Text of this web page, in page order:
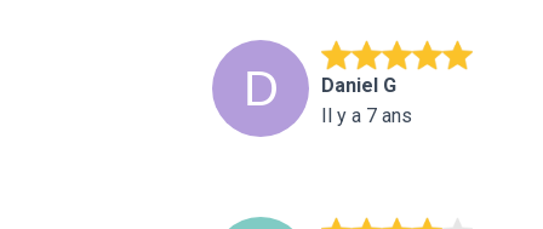
Daniel G
Il y a 7 ans